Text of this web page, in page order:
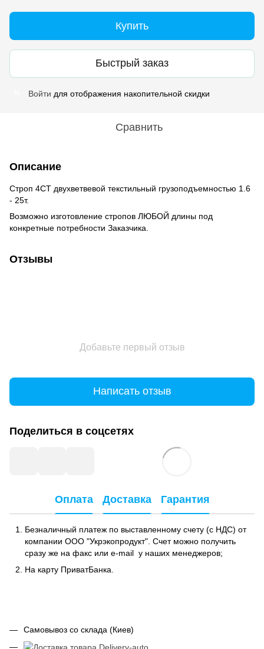
Купить
Быстрый заказ
Войти для отображения накопительной скидки
Сравнить
Описание
Строп 4СТ двухветвевой текстильный грузоподъемностью 1.6
- 25т.
Возможно изготовление стропов ЛЮБОЙ длины под
конкретные потребности Заказчика.
Отзывы
Добавьте первый отзыв
Написать отзыв
Поделиться в соцсетях
Оплата Доставка Гарантия
Безналичный платеж по выставленному счету (с НДС) от
компании ООО "Укрэкопродукт". Счет можно получить
сразу же на факс или e-mail у наших менеджеров;
На карту ПриватБанка.
Самовывоз со склада (Киев)